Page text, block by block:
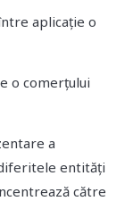
aplicație o
o comerțului
a
entități
către